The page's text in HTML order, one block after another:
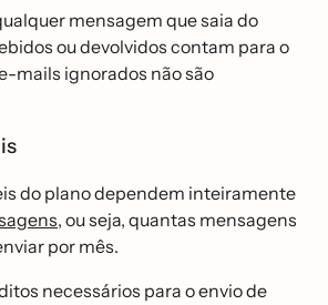
mensagem que saia do
ou devolvidos contam para o
mails ignorados não são
do plano dependem inteiramente
, ou seja, quantas mensagens
por mês.
necessários para o envio de